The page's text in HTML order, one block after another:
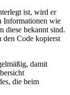
ist, wird er
Informationen wie
diese bekannt sind.
den Code kopierst
damit
die beim